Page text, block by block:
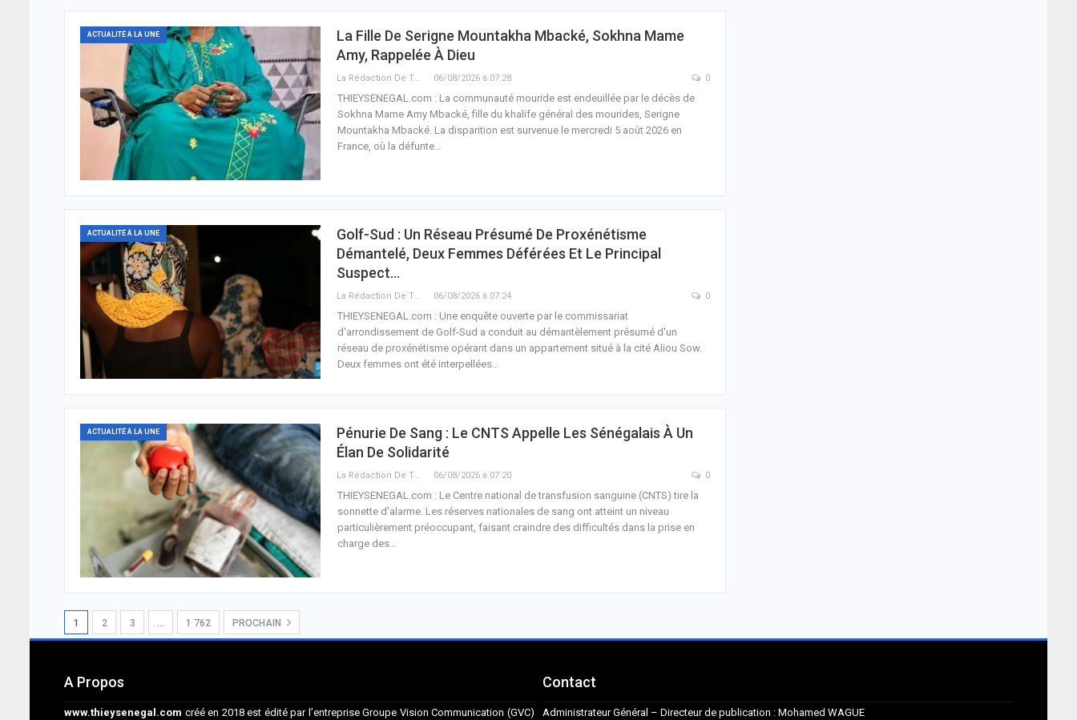
ACTUALITÉ À LA UNE
La Fille De Serigne Mountakha Mbacké, Sokhna Mame
Amy, Rappelée À Dieu
06/08/2026 à 07:28 0
THIEYSENEGAL.com : La communauté mouride est endeuillée par le décès de
Sokhna Mame Amy Mbacké, fille du khalife général des mourides, Serigne
Mountakha Mbacké. La disparition est survenue le mercredi 5 août 2026 en
France, où la défunte…
ACTUALITÉ À LA UNE
Golf-Sud : Un Réseau Présumé De Proxénétisme
Démantelé, Deux Femmes Déférées Et Le Principal
Suspect…
06/08/2026 à 07:24 0
THIEYSENEGAL.com : Une enquête ouverte par le commissariat
d'arrondissement de Golf-Sud a conduit au démantèlement présumé d'un
réseau de proxénétisme opérant dans un appartement situé à la cité Aliou Sow.
Deux femmes ont été interpellées…
ACTUALITÉ À LA UNE
Pénurie De Sang : Le CNTS Appelle Les Sénégalais À Un
Élan De Solidarité
06/08/2026 à 07:20 0
THIEYSENEGAL.com : Le Centre national de transfusion sanguine (CNTS) tire la
sonnette d'alarme. Les réserves nationales de sang ont atteint un niveau
particulièrement préoccupant, faisant craindre des difficultés dans la prise en
charge des…
1 2 3 1 762 PROCHAIN
A Propos
www.thieysenegal.com créé en 2018 est édité par l’entreprise Groupe Vision Communication (GVC)
Contact
Administrateur Général – Directeur de publication : Mohamed WAGUE